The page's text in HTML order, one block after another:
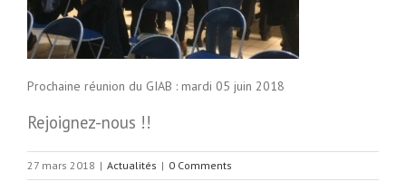
Prochaine réunion du GIAB : mardi 05 juin 2018
Rejoignez-nous !!
27 mars 2018 | Actualités | 0 Comments